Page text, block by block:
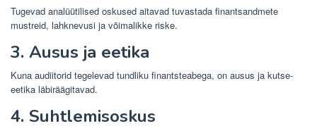
Tugevad analüütilised oskused aitavad tuvastada finantsandmete
mustreid, lahknevusi ja võimalikke riske.
3. Ausus ja eetika
Kuna audiitorid tegelevad tundliku finantsteabega, on ausus ja kutse-
eetika läbiräägitavad.
4. Suhtlemisoskus